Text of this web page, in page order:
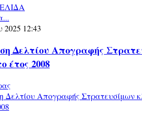
2025 12:43
Δελτίου Απογραφής
έτος 2008